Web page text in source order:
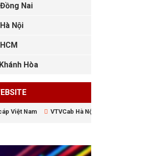
Nai
Nội
Hòa
Việt Nam VTVCab Hà Nội